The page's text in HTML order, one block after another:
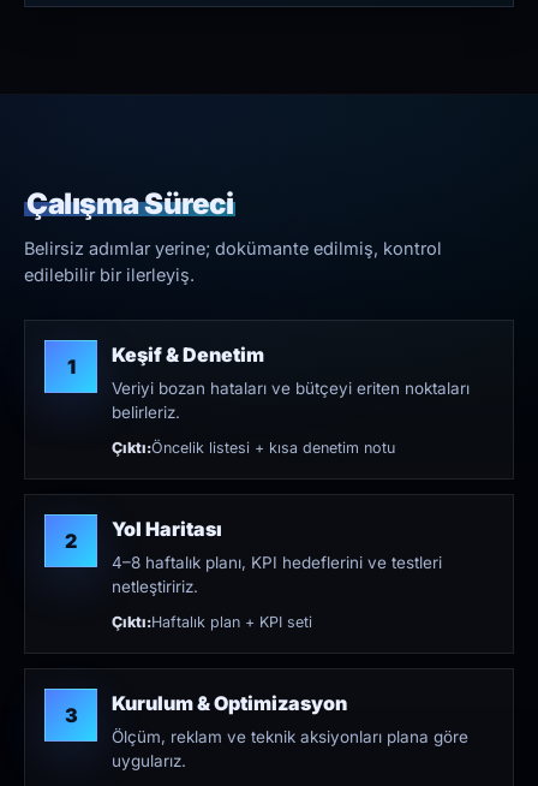
Çalışma Süreci
Belirsiz adımlar yerine; dokümante edilmiş, kontrol
edilebilir bir ilerleyiş.
1 Keşif & Denetim
Veriyi bozan hataları ve bütçeyi eriten noktaları
belirleriz.
Çıktı:Öncelik listesi + kısa denetim notu
2 Yol Haritası
4–8 haftalık planı, KPI hedeflerini ve testleri
netleştiririz.
Çıktı:Haftalık plan + KPI seti
3 Kurulum & Optimizasyon
Ölçüm, reklam ve teknik aksiyonları plana göre
uygularız.